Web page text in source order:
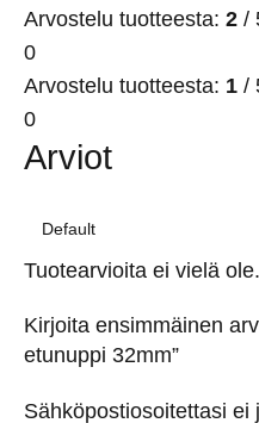
Arvostelu tuotteesta: 2 /
0
Arvostelu tuotteesta: 1 /
0
Arviot
Tuotearvioita ei vielä ole.
Kirjoita ensimmäinen
etunuppi 32mm”
Sähköpostiosoitettasi ei